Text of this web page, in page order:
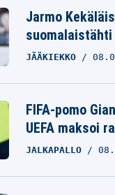
Jarmo
JÄÄKIEKKO
FIFA-pomo
UEFA maksoi
JALKAPALLO